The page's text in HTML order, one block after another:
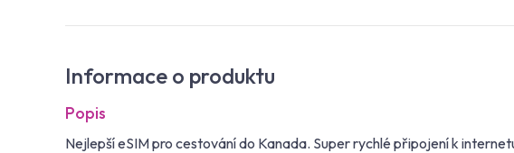
Informace o produktu
Popis
Nejlepší eSIM pro cestování do Kanada. Super rychlé připojení k